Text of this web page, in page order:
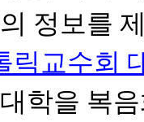
정보를
릭교수회
학을 복